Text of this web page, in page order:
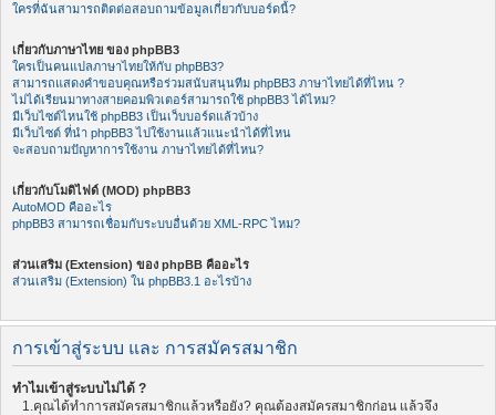
ใครที่ฉันสามารถติดต่อสอบถามข้อมูลเกี่ยวกับบอร์ดนี้?
เกี่ยวกับภาษาไทย ของ phpBB3
ใครเป็นคนแปลภาษาไทยให้กับ phpBB3?
สามารถแสดงคำขอบคุณหรือร่วมสนับสนุนทีม phpBB3 ภาษาไทยได้ที่ไหน ?
ไม่ได้เรียนมาทางสายคอมพิวเตอร์สามารถใช้ phpBB3 ได้ไหม?
มีเว็บไซต์ไหนใช้ phpBB3 เป็นเว็บบอร์ดแล้วบ้าง
มีเว็บไซต์ ที่นำ phpBB3 ไปใช้งานแล้วแนะนำได้ที่ไหน
จะสอบถามปัญหาการใช้งาน ภาษาไทยได้ที่ไหน?
เกี่ยวกับโมดิไฟด์ (MOD) phpBB3
AutoMOD คืออะไร
phpBB3 สามารถเชื่อมกับระบบอื่นด้วย XML-RPC ไหม?
ส่วนเสริม (Extension) ของ phpBB คืออะไร
ส่วนเสริม (Extension) ใน phpBB3.1 อะไรบ้าง
การเข้าสู่ระบบ และ การสมัครสมาชิก
ทำไมเข้าสู่ระบบไม่ได้ ?
1.คุณได้ทำการสมัครสมาชิกแล้วหรือยัง? คุณต้องสมัครสมาชิกก่อน แล้วจึง